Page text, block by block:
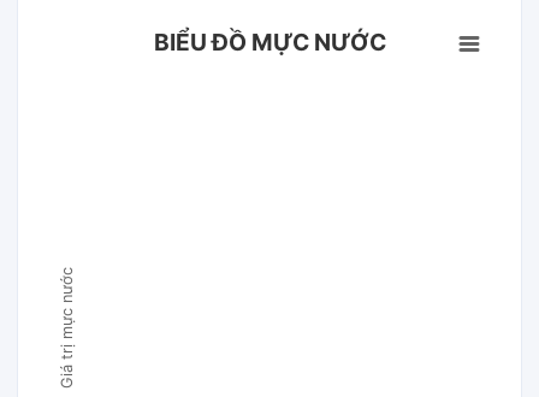
Giá trị mực nước
BIỂU ĐỒ MỰC NƯỚC